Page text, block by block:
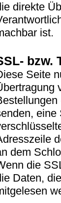
direkte
ist.
bzw.
Seite
eine
dem
die
Daten,